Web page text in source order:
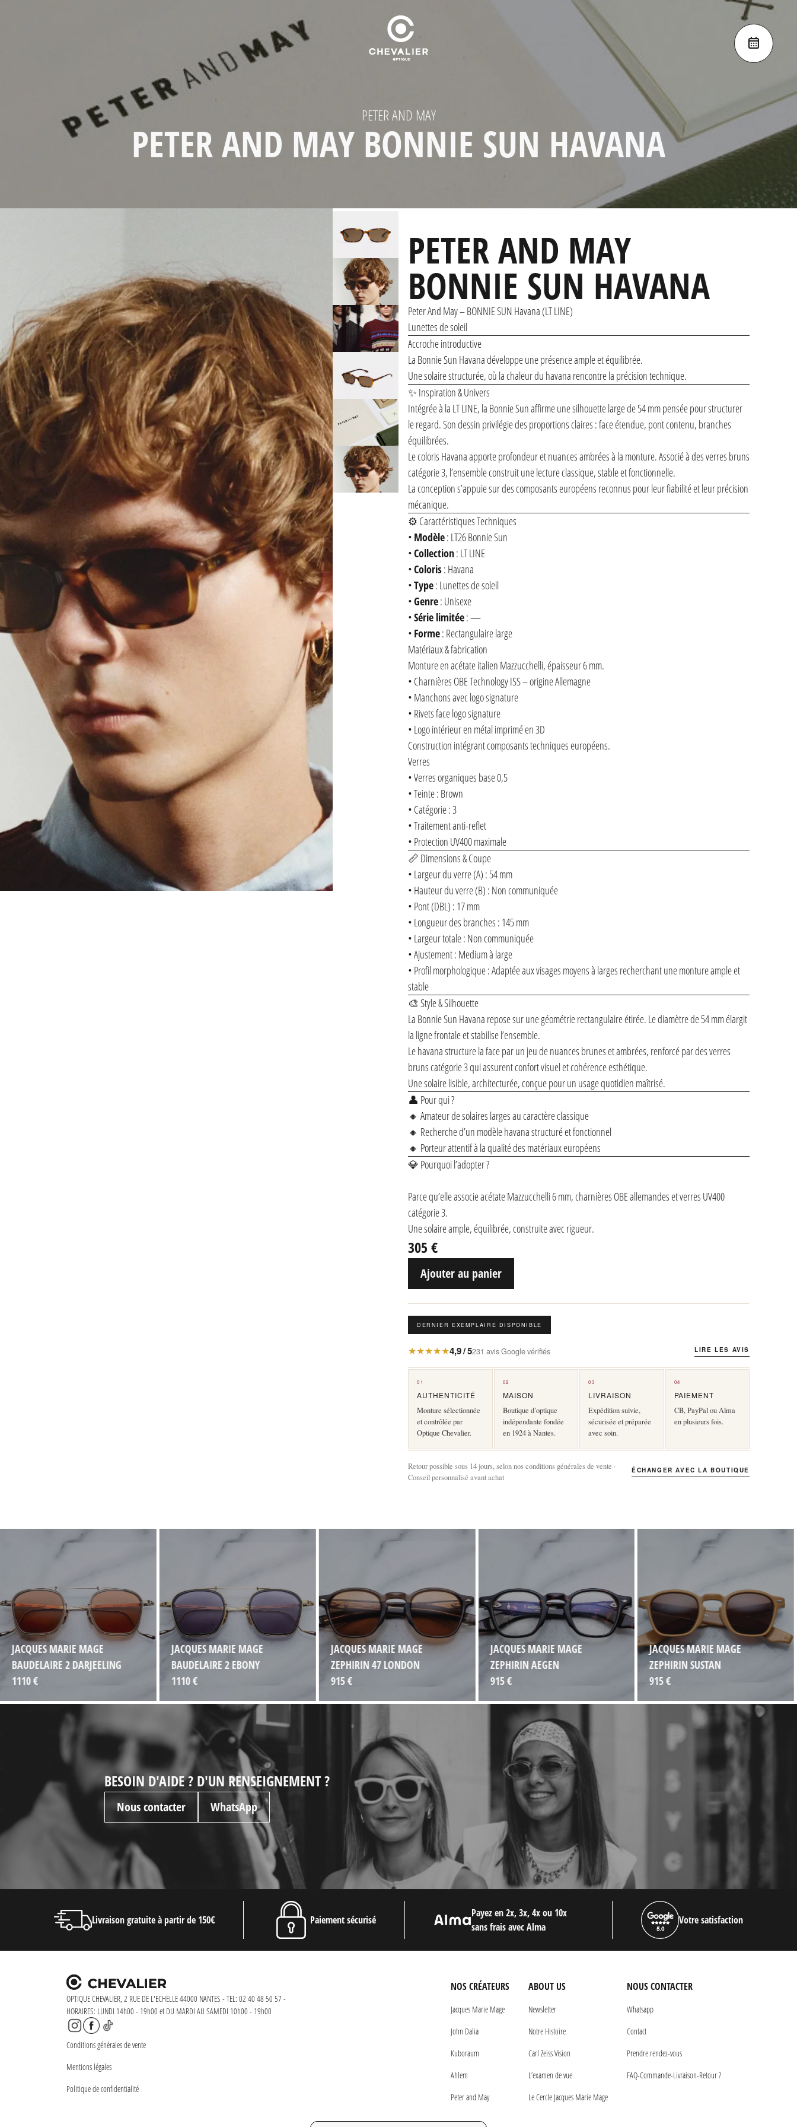
PETER AND MAY
PETER AND MAY BONNIE SUN HAVANA
PETER AND MAY
BONNIE SUN HAVANA
Peter And May– BONNIE SUN Havana (LT LINE)
Lunettes de soleil
Accroche introductive
La Bonnie Sun Havana développe une présence ample et équilibrée.
Une solaire structurée, où la chaleur du havana rencontre la précision technique.
✨ Inspiration & Univers
Intégrée à la LT LINE, la Bonnie Sun affirme une silhouette large de 54 mm pensée pour structurer
le regard. Son dessin privilégie des proportions claires : face étendue, pont contenu, branches
équilibrées.
Le coloris Havana apporte profondeur et nuances ambrées à la monture. Associé à des verres bruns
catégorie 3, l’ensemble construit une lecture classique, stable et fonctionnelle.
La conception s’appuie sur des composants européens reconnus pour leur fiabilité et leur précision
mécanique.
⚙️ Caractéristiques Techniques
• Modèle: LT26 Bonnie Sun
•Collection: LT LINE
•Coloris: Havana
•Type: Lunettes de soleil
•Genre: Unisexe
•Série limitée: —
• Forme: Rectangulaire large
Matériaux & fabrication
Monture en acétate italien Mazzucchelli, épaisseur 6 mm.
• Charnières OBE Technology ISS – origine Allemagne
• Manchons avec logo signature
• Rivets face logo signature
• Logo intérieur en métal imprimé en 3D
Construction intégrant composants techniques européens.
Verres
• Verres organiques base 0,5
• Teinte : Brown
• Catégorie : 3
• Traitement anti-reflet
• Protection UV400 maximale
📏 Dimensions & Coupe
• Largeur du verre (A) : 54 mm
• Hauteur du verre (B) : Non communiquée
• Pont (DBL) : 17 mm
• Longueur des branches : 145 mm
• Largeur totale : Non communiquée
• Ajustement : Medium à large
• Profil morphologique : Adaptée aux visages moyens à larges recherchant une monture ample et
stable
🎨 Style & Silhouette
La Bonnie Sun Havana repose sur une géométrie rectangulaire étirée. Le diamètre de 54 mm élargit
la ligne frontale et stabilise l’ensemble.
Le havana structure la face par un jeu de nuances brunes et ambrées, renforcé par des verres
bruns catégorie 3 qui assurent confort visuel et cohérence esthétique.
Une solaire lisible, architecturée, conçue pour un usage quotidien maîtrisé.
👤 Pour qui ?
🔸 Amateur de solaires larges au caractère classique
🔸 Recherche d’un modèle havana structuré et fonctionnel
🔸 Porteur attentif à la qualité des matériaux européens
💎 Pourquoi l’adopter ?
Parce qu’elle associe acétate Mazzucchelli 6 mm, charnières OBE allemandes et verres UV400
catégorie 3.
Une solaire ample, équilibrée, construite avec rigueur.
305 €
Ajouter au panier
DERNIER EXEMPLAIRE DISPONIBLE
★★★★★4,9 / 5231 avis Google vérifiés LIRE LES AVIS
01
AUTHENTICITÉ
Monture sélectionnée
et contrôlée par
Optique Chevalier.
02
MAISON
Boutique d’optique
indépendante fondée
en 1924 à Nantes.
03
LIVRAISON
Expédition suivie,
sécurisée et préparée
avec soin.
04
PAIEMENT
CB, PayPal ou Alma
en plusieurs fois.
Retour possible sous 14 jours, selon nos conditions générales de vente ·
Conseil personnalisé avant achat
ÉCHANGER AVEC LA BOUTIQUE
JACQUES MARIE MAGE
BAUDELAIRE 2 DARJEELING
1110 €
JACQUES MARIE MAGE
BAUDELAIRE 2 EBONY
1110 €
JACQUES MARIE MAGE
ZEPHIRIN 47 LONDON
915 €
JACQUES MARIE MAGE
ZEPHIRIN AEGEN
915 €
JACQUES MARIE MAGE
ZEPHIRIN SUSTAN
915 €
BESOIN D'AIDE ? D'UN RENSEIGNEMENT ?
Nous contacter WhatsApp
Livraison gratuite à partir de 150€ Paiement sécurisé
Payez en 2x, 3x, 4x ou 10x
sans frais avec Alma
Votre satisfaction
OPTIQUE CHEVALIER, 2 RUE DE L'ECHELLE 44000 NANTES - TEL: 02 40 48 50 57 -
HORAIRES: LUNDI 14h00 - 19h00 et DU MARDI AU SAMEDI 10h00 - 19h00
Conditions générales de vente
Mentions légales
Politique de confidentialité
NOS CRÉATEURS
Jacques Marie Mage
John Dalia
Kuboraum
Ahlem
Peter and May
ABOUT US
Newsletter
Notre Histoire
Carl Zeiss Vision
L’examen de vue
Le Cercle Jacques Marie Mage
NOUS CONTACTER
Whatsapp
Contact
Prendre rendez-vous
FAQ-Commande-Livraison-Retour ?